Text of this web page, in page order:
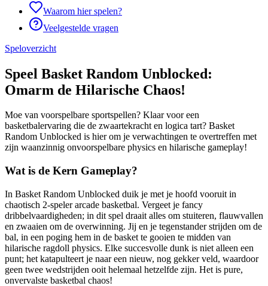
Waarom hier spelen?
Veelgestelde vragen
Speloverzicht
Speel Basket Random Unblocked:
Omarm de Hilarische Chaos!
Moe van voorspelbare sportspellen? Klaar voor een
basketbalervaring die de zwaartekracht en logica tart? Basket
Random Unblocked is hier om je verwachtingen te overtreffen met
zijn waanzinnig onvoorspelbare physics en hilarische gameplay!
Wat is de Kern Gameplay?
In Basket Random Unblocked duik je met je hoofd vooruit in
chaotisch 2-speler arcade basketbal. Vergeet je fancy
dribbelvaardigheden; in dit spel draait alles om stuiteren, flauwvallen
en zwaaien om de overwinning. Jij en je tegenstander strijden om de
bal, in een poging hem in de basket te gooien te midden van
hilarische ragdoll physics. Elke succesvolle dunk is niet alleen een
punt; het katapulteert je naar een nieuw, nog gekker veld, waardoor
geen twee wedstrijden ooit helemaal hetzelfde zijn. Het is pure,
onvervalste basketbal chaos!